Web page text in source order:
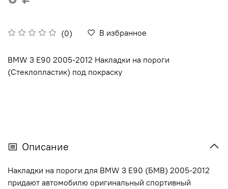
(0) В избранное
BMW 3 E90 2005-2012 Накладки на пороги
(Стеклопластик) под покраску
Описание
Накладки на пороги для BMW 3 E90 (БМВ) 2005-2012
придают автомобилю оригинальный спортивный